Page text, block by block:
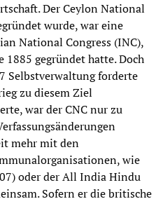
Der Ceylon National
wurde, war eine
National Congress (INC),
1885 gegründet hatte. Doch
Selbstverwaltung forderte
zu diesem Ziel
war der CNC nur zu
mehr mit den
wie
oder der All India Hindu
Sofern er die britische